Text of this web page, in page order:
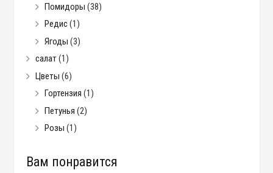
Помидоры (38)
Редис(1)
Ягоды (3)
салат(1)
Цветы (6)
Гортензия (1)
Петунья (2)
Розы (1)
Вам понравится